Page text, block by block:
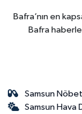
Bafra’nın en
Bafra
Samsun
Samsun Hava